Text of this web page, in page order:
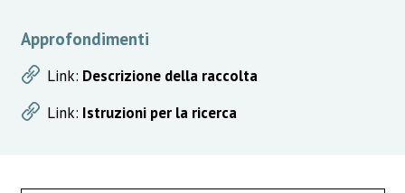
Approfondimenti
Link: Descrizione della raccolta
Link: Istruzioni per la ricerca